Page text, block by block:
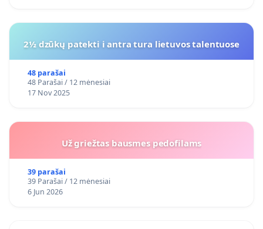
2½ dzūkų patekti i antra tura lietuvos talentuose
48 parašai
48 Parašai / 12 mėnesiai
17 Nov 2025
Už griežtas bausmes pedofilams
39 parašai
39 Parašai / 12 mėnesiai
6 Jun 2026